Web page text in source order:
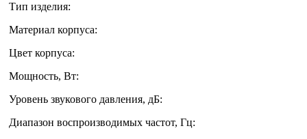
Тип изделия:
Материал корпуса:
Цвет корпуса:
Мощность, Вт:
Уровень звукового давления, дБ:
Диапазон воспроизводимых частот, Гц: